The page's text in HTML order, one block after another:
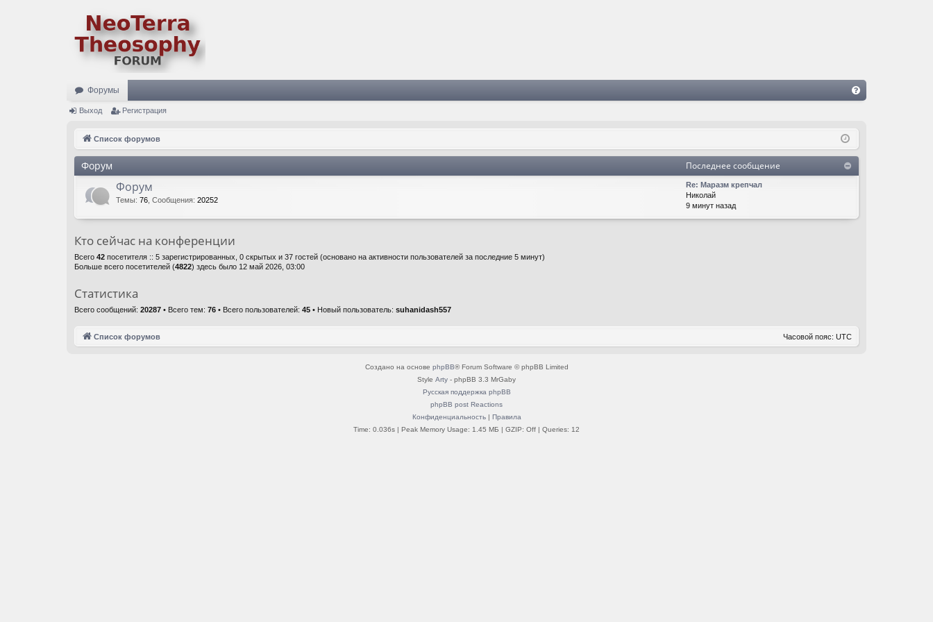
Форумы
Q
Выход Регистрация
Список форумов
Форум Последнее сообщение
Форум
Темы: 76 Сообщения: 20252
Re: Маразм крепчал
Николай
9 минут назад
Кто сейчас на конференции
Всего 42 посетителя :: 5 зарегистрированных, 0 скрытых и 37 гостей (основано на активности пользователей за последние 5 минут)
Больше всего посетителей (4822) здесь было 12 май 2026, 03:00
Статистика
Всего сообщений: 20287 • Всего тем: 76 • Всего пользователей: 45 • Новый пользователь: suhanidash557
Список форумов Часовой пояс: UTC
Создано на основе phpBB® Forum Software © phpBB Limited
Style Arty - phpBB 3.3 MrGaby
Русская поддержка phpBB
phpBB post Reactions
Конфиденциальность| Правила
Time: 0.036s | Peak Memory Usage: 1.45 МБ | GZIP: Off | Queries: 12